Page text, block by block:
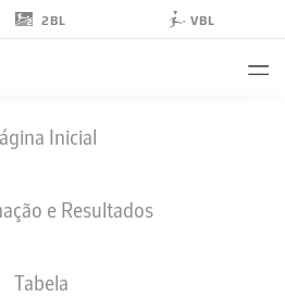
2BL VBL
Inicial
e Resultados
Tabela